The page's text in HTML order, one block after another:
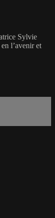
Sylvie
l’avenir et